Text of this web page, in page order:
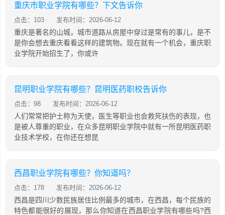
重庆市职业学院有哪些？下文告诉你
点击：103 发布时间：2026-06-12
重庆是著名的山城，城市道路从房屋中穿过是常有的事儿，是不
是你会想去重庆看看这样的建筑物。现在就有一个机会，重庆职
业学院开始招生了，你或许
昆明职业学院有哪些？昆明医药职校告诉你
点击：98 发布时间：2026-06-12
人们常常把护士称为天使，医生等职业也会救死扶伤的表现，也
是被人尊重的职业，在众多昆明职业学院中就有一所昆明医药职
业技术学校，在你还在想昆
西昌职业学院有哪些？你知道吗？
点击：178 发布时间：2026-06-12
西昌是四川少数民族居住比例最多的城市，在西昌，每个民族的
特色都能很好的展现，那么你知道在西昌职业学院有哪些吗?西